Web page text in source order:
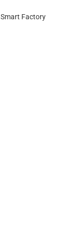
Smart Factory